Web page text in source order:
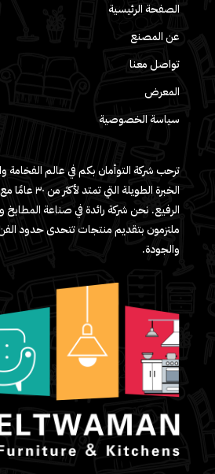
الصفحة الرئيسية
عن المصنع
تواصل معنا
المعرض
سياسة الخصوصية
ترحب شركة التوأمان بكم في عالم الفخامة
الخبرة الطويلة
الرفيع. نحن شركة رائدة في صناعة المطابخ
ملتزمون بتقديم منتجات تتحدى حدود
والجودة.